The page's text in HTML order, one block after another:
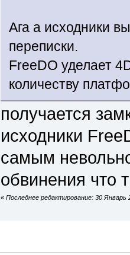
Ага а исходники
переписки.
FreeDO уделает
количеству
получается
исходники
самым
обвинения что
«Последнее редактирование: 30 Январь